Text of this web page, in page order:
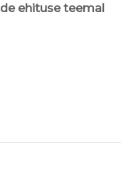
ehituse teemal